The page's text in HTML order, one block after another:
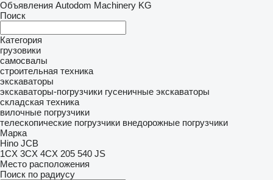
Объявления Autodom Machinery KG
Поиск
Категория
грузовики
самосвалы
строительная техника
экскаваторы
экскаваторы-погрузчики гусеничные экскаваторы
складская техника
вилочные погрузчики
телескопические погрузчики внедорожные погрузчики
Марка
Hino JCB
1CX 3CX 4CX 205 540 JS
Место расположения
Поиск по радиусу